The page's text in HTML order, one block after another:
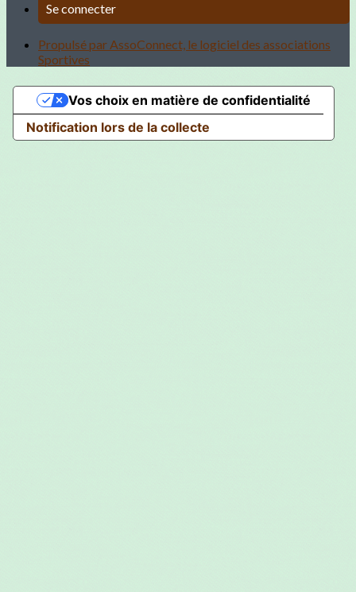
Se connecter
Propulsé par AssoConnect, le logiciel des associations
Sportives
Notification lors de la collecte
Vos choix en matière de confidentialité